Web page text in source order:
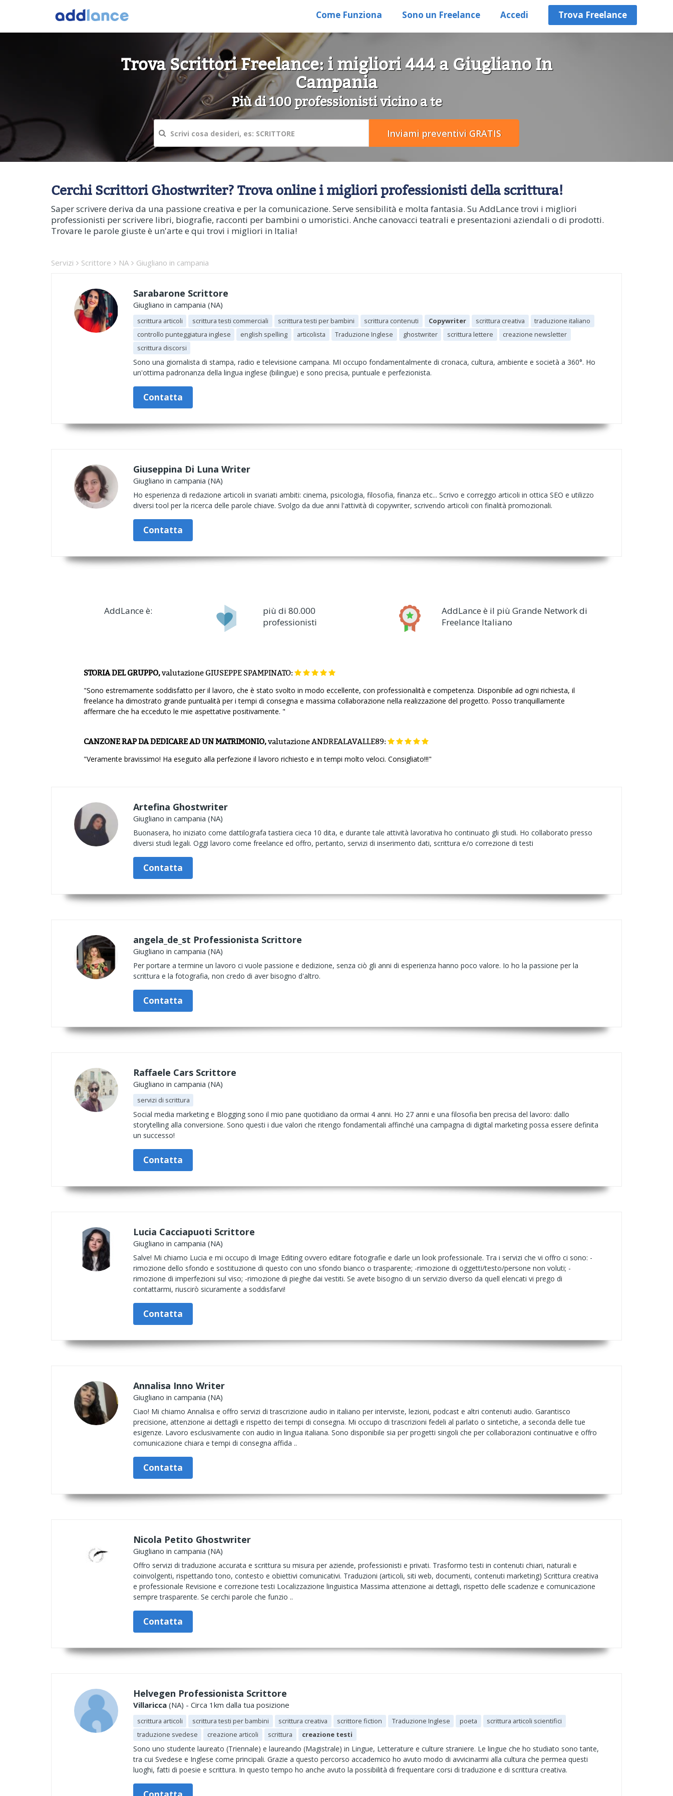
Come Funziona Sono un Freelance Accedi Trova Freelance
Trova Scrittori Freelance: i migliori 444 a Giugliano In
Campania
Più di 100 professionisti vicino a te
Cerchi Scrittori Ghostwriter? Trova online i migliori professionisti della scrittura!
Saper scrivere deriva da una passione creativa e per la comunicazione. Serve sensibilità e molta fantasia. Su AddLance trovi i migliori
professionisti per scrivere libri, biografie, racconti per bambini o umoristici. Anche canovacci teatrali e presentazioni aziendali o di prodotti.
Trovare le parole giuste è un'arte e qui trovi i migliori in Italia!
Servizi Scrittore NA Giugliano in campania
Sarabarone Scrittore
Giugliano in campania (NA)
scrittura articoli scrittura testi commerciali scrittura testi per bambini scrittura contenuti Copywriter scrittura creativa
traduzione italiano
controllo punteggiatura inglese
english spelling articolista Traduzione Inglese ghostwriter scrittura lettere
creazione newsletter
scrittura discorsi
Sono una giornalista di stampa, radio e televisione campana. MI occupo fondamentalmente di cronaca, cultura, ambiente e società a 360°. Ho
un'ottima padronanza della lingua inglese (bilingue) e sono precisa, puntuale e perfezionista.
Contatta
Giuseppina Di Luna Writer
Giugliano in campania (NA)
Ho esperienza di redazione articoli in svariati ambiti: cinema, psicologia, filosofia, finanza etc... Scrivo e correggo articoli in ottica SEO e utilizzo
diversi tool per la ricerca delle parole chiave. Svolgo da due anni l'attività di copywriter, scrivendo articoli con finalità promozionali.
Contatta
AddLance è:
più di 80.000
professionisti
AddLance è il più Grande Network di
Freelance Italiano
STORIA DEL GRUPPO,valutazioneGIUSEPPE SPAMPINATO:
"Sono estremamente soddisfatto per il lavoro, che è stato svolto in modo eccellente, con professionalità e competenza. Disponibile ad ogni richiesta, il
freelance ha dimostrato grande puntualità per i tempi di consegna e massima collaborazione nella realizzazione del progetto. Posso tranquillamente
affermare che ha ecceduto le mie aspettative positivamente. "
CANZONE RAP DA DEDICARE AD UN MATRIMONIO,valutazioneANDREALAVALLE89:
"Veramente bravissimo! Ha eseguito alla perfezione il lavoro richiesto e in tempi molto veloci. Consigliato!!!"
Artefina Ghostwriter
Giugliano in campania (NA)
Buonasera, ho iniziato come dattilografa tastiera cieca 10 dita, e durante tale attività lavorativa ho continuato gli studi. Ho collaborato presso
diversi studi legali. Oggi lavoro come freelance ed offro, pertanto, servizi di inserimento dati, scrittura e/o correzione di testi
Contatta
angela_de_st Professionista Scrittore
Giugliano in campania (NA)
Per portare a termine un lavoro ci vuole passione e dedizione, senza ciò gli anni di esperienza hanno poco valore. Io ho la passione per la
scrittura e la fotografia, non credo di aver bisogno d'altro.
Contatta
Raffaele Cars Scrittore
Giugliano in campania (NA)
servizi di scrittura
Social media marketing e Blogging sono il mio pane quotidiano da ormai 4 anni. Ho 27 anni e una filosofia ben precisa del lavoro: dallo
storytelling alla conversione. Sono questi i due valori che ritengo fondamentali affinché una campagna di digital marketing possa essere definita
un successo!
Contatta
Lucia Cacciapuoti Scrittore
Giugliano in campania (NA)
Salve! Mi chiamo Lucia e mi occupo di Image Editing ovvero editare fotografie e darle un look professionale. Tra i servizi che vi offro ci sono: -
rimozione dello sfondo e sostituzione di questo con uno sfondo bianco o trasparente; -rimozione di oggetti/testo/persone non voluti; -
rimozione di imperfezioni sul viso; -rimozione di pieghe dai vestiti. Se avete bisogno di un servizio diverso da quell elencati vi prego di
contattarmi, riuscirò sicuramente a soddisfarvi!
Contatta
Annalisa Inno Writer
Giugliano in campania (NA)
Ciao! Mi chiamo Annalisa e offro servizi di trascrizione audio in italiano per interviste, lezioni, podcast e altri contenuti audio. Garantisco
precisione, attenzione ai dettagli e rispetto dei tempi di consegna. Mi occupo di trascrizioni fedeli al parlato o sintetiche, a seconda delle tue
esigenze. Lavoro esclusivamente con audio in lingua italiana. Sono disponibile sia per progetti singoli che per collaborazioni continuative e offro
comunicazione chiara e tempi di consegna affida ..
Contatta
Nicola Petito Ghostwriter
Giugliano in campania (NA)
Offro servizi di traduzione accurata e scrittura su misura per aziende, professionisti e privati. Trasformo testi in contenuti chiari, naturali e
coinvolgenti, rispettando tono, contesto e obiettivi comunicativi. Traduzioni (articoli, siti web, documenti, contenuti marketing) Scrittura creativa
e professionale Revisione e correzione testi Localizzazione linguistica Massima attenzione ai dettagli, rispetto delle scadenze e comunicazione
sempre trasparente. Se cerchi parole che funzio ..
Contatta
Helvegen Professionista Scrittore
Villaricca (NA) - Circa 1km dalla tua posizione
scrittura articoli scrittura testi per bambini scrittura creativa scrittore fiction Traduzione Inglese poeta
scrittura articoli scientifici
traduzione svedese
creazione articoli scrittura creazione testi
Sono uno studente laureato (Triennale) e laureando (Magistrale) in Lingue, Letterature e culture straniere. Le lingue che ho studiato sono tante,
tra cui Svedese e Inglese come principali. Grazie a questo percorso accademico ho avuto modo di avvicinarmi alla cultura che permea questi
luoghi, fatti di poesie e scrittura. In questo tempo ho anche avuto la possibilità di frequentare corsi di traduzione e di scrittura creativa.